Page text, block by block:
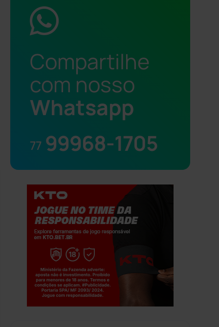
Compartilhe
com nosso
Whatsapp
77 99968-1705